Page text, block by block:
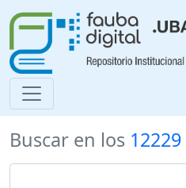
Buscar en los 12229